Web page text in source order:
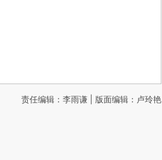
责任编辑：李雨谦 | 版面编辑：卢玲艳